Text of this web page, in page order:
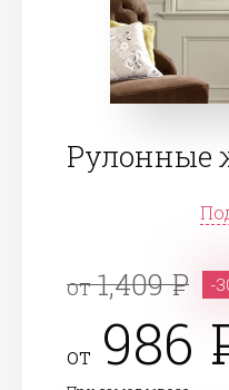
Рулонные
от1,409 -
от 986